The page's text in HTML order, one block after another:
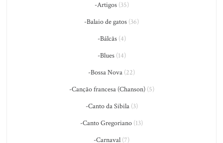
-Artigos(35)
-Balaio de gatos (36)
-Bálcãs(4)
-Blues(14)
-Bossa Nova (22)
-Canção francesa (Chanson)(5)
-Canto da Sibila(3)
-Canto Gregoriano (13)
-Carnaval (7)